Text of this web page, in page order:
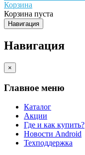
Корзина
Корзина пуста
Навигация
Навигация
×
Главное меню
Каталог
Акции
Где и как купить?
Новости Android
Техподдержка